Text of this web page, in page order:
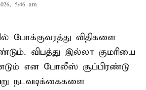
5:46 am
போக்குவரத்து விதிகளை
விபத்து இல்லா குமரியை
என போலீஸ் சூப்பிரண்டு
நடவடிக்கைகளை